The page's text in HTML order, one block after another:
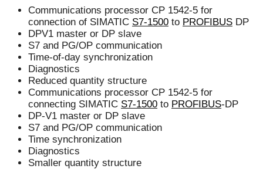
Communications processor CP 1542-5 for
connection of SIMATIC S7-1500 to PROFIBUS DP
DPV1 master or DP slave
S7 and PG/OP communication
Time-of-day synchronization
Diagnostics
Reduced quantity structure
Communications processor CP 1542-5 for
connecting SIMATIC S7-1500 to PROFIBUS-DP
DP-V1 master or DP slave
S7 and PG/OP communication
Time synchronization
Diagnostics
Smaller quantity structure